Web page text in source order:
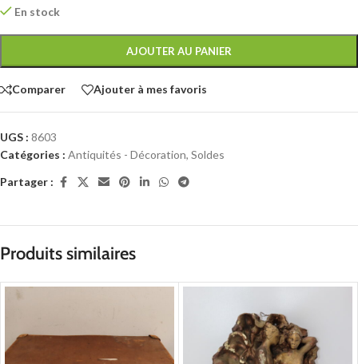
En stock
AJOUTER AU PANIER
Comparer Ajouter à mes favoris
UGS : 8603
Catégories : Antiquités - Décoration, Soldes
Partager :
Produits similaires